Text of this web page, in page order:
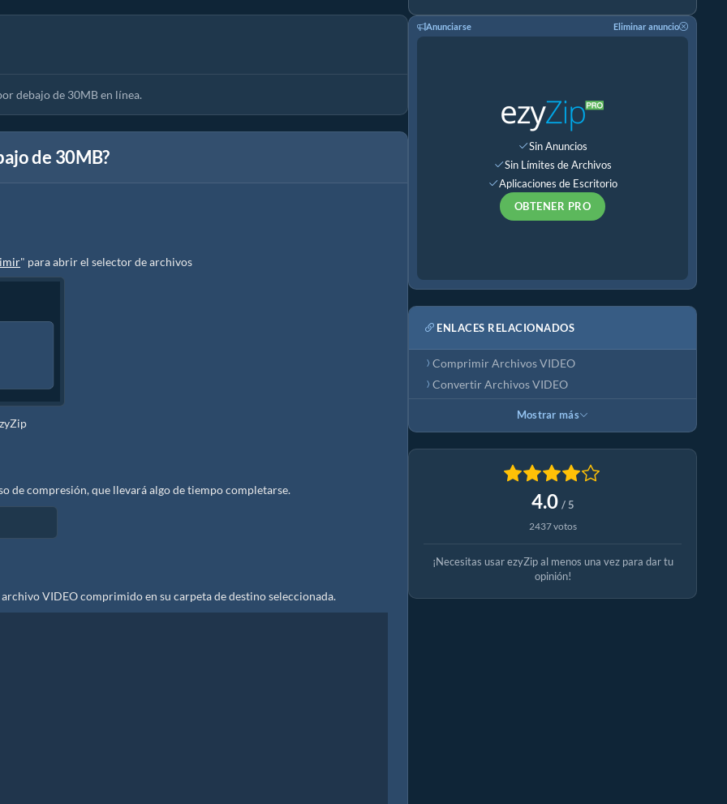
debajo de 30MB en línea.
de 30MB?
" para abrir el selector de archivos
de compresión, que llevará algo de tiempo completarse.
VIDEO comprimido en su carpeta de destino seleccionada.
Anunciarse Eliminar anuncio
Sin Anuncios
Sin Límites de Archivos
Aplicaciones de Escritorio
OBTENER PRO
ENLACES RELACIONADOS
Comprimir Archivos VIDEO
Convertir Archivos VIDEO
Mostrar más
4.0 / 5
2437 votos
¡Necesitas usar ezyZip al menos una vez para dar tu
opinión!